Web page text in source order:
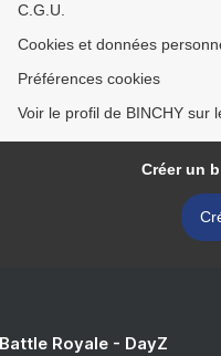
C.G.U.
Cookies et données
Préférences cookies
Voir le profil de BINCHY sur
Créer un
Royale - DayZ